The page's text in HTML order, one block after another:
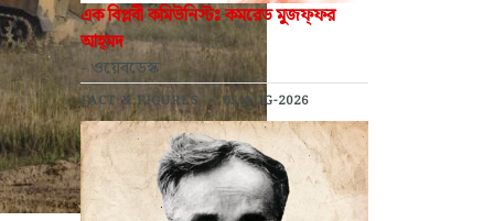
এক বিপ্লবী কমিউনিস্টঃ কমরেড মুজফ্‌ফর
আহ্‌মদ
- ওয়েবডেস্ক
FACT & FIGURES • 05-AUG-2026